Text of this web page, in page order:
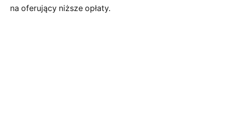
na oferujący niższe opłaty.